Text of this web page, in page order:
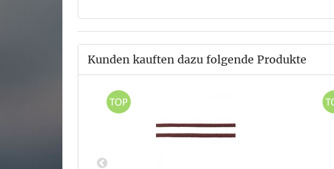
Kunden kauften dazu folgende Produkte